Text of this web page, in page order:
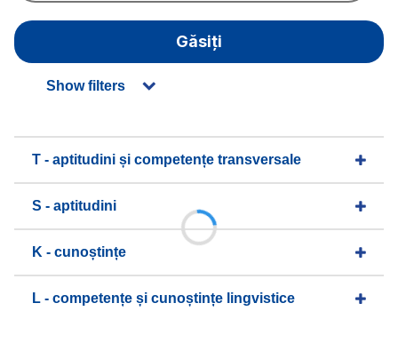
Găsiți
Show filters
T - aptitudini și competențe transversale
S - aptitudini
K - cunoștințe
L - competențe și cunoștințe lingvistice